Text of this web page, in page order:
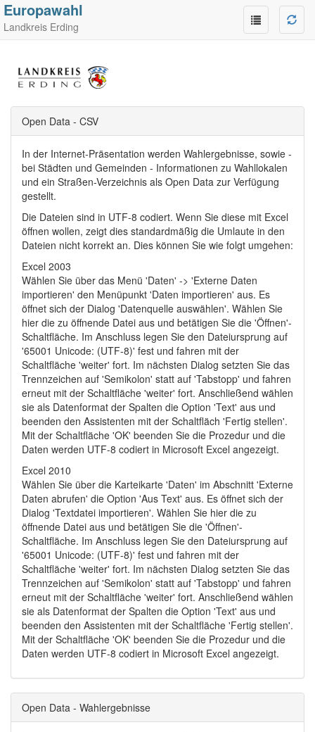
Europawahl
Landkreis Erding
Open Data - CSV
In der Internet-Präsentation werden Wahlergebnisse, sowie -
bei Städten und Gemeinden - Informationen zu Wahllokalen
und ein Straßen-Verzeichnis als Open Data zur Verfügung
gestellt.
Die Dateien sind in UTF-8 codiert. Wenn Sie diese mit Excel
öffnen wollen, zeigt dies standardmäßig die Umlaute in den
Dateien nicht korrekt an. Dies können Sie wie folgt umgehen:
Excel 2003
Wählen Sie über das Menü 'Daten' -> 'Externe Daten
importieren' den Menüpunkt 'Daten importieren' aus. Es
öffnet sich der Dialog 'Datenquelle auswählen'. Wählen Sie
hier die zu öffnende Datei aus und betätigen Sie die 'Öffnen'-
Schaltfläche. Im Anschluss legen Sie den Dateiursprung auf
'65001 Unicode: (UTF-8)' fest und fahren mit der
Schaltfläche 'weiter' fort. Im nächsten Dialog setzten Sie das
Trennzeichen auf 'Semikolon' statt auf 'Tabstopp' und fahren
erneut mit der Schaltfläche 'weiter' fort. Anschließend wählen
sie als Datenformat der Spalten die Option 'Text' aus und
beenden den Assistenten mit der Schaltfläch 'Fertig stellen'.
Mit der Schaltfläche 'OK' beenden Sie die Prozedur und die
Daten werden UTF-8 codiert in Microsoft Excel angezeigt.
Excel 2010
Wählen Sie über die Karteikarte 'Daten' im Abschnitt 'Externe
Daten abrufen' die Option 'Aus Text' aus. Es öffnet sich der
Dialog 'Textdatei importieren'. Wählen Sie hier die zu
öffnende Datei aus und betätigen Sie die 'Öffnen'-
Schaltfläche. Im Anschluss legen Sie den Dateiursprung auf
'65001 Unicode: (UTF-8)' fest und fahren mit der
Schaltfläche 'weiter' fort. Im nächsten Dialog setzten Sie das
Trennzeichen auf 'Semikolon' statt auf 'Tabstopp' und fahren
erneut mit der Schaltfläche 'weiter' fort. Anschließend wählen
sie als Datenformat der Spalten die Option 'Text' aus und
beenden den Assistenten mit der Schaltfläche 'Fertig stellen'.
Mit der Schaltfläche 'OK' beenden Sie die Prozedur und die
Daten werden UTF-8 codiert in Microsoft Excel angezeigt.
Open Data - Wahlergebnisse